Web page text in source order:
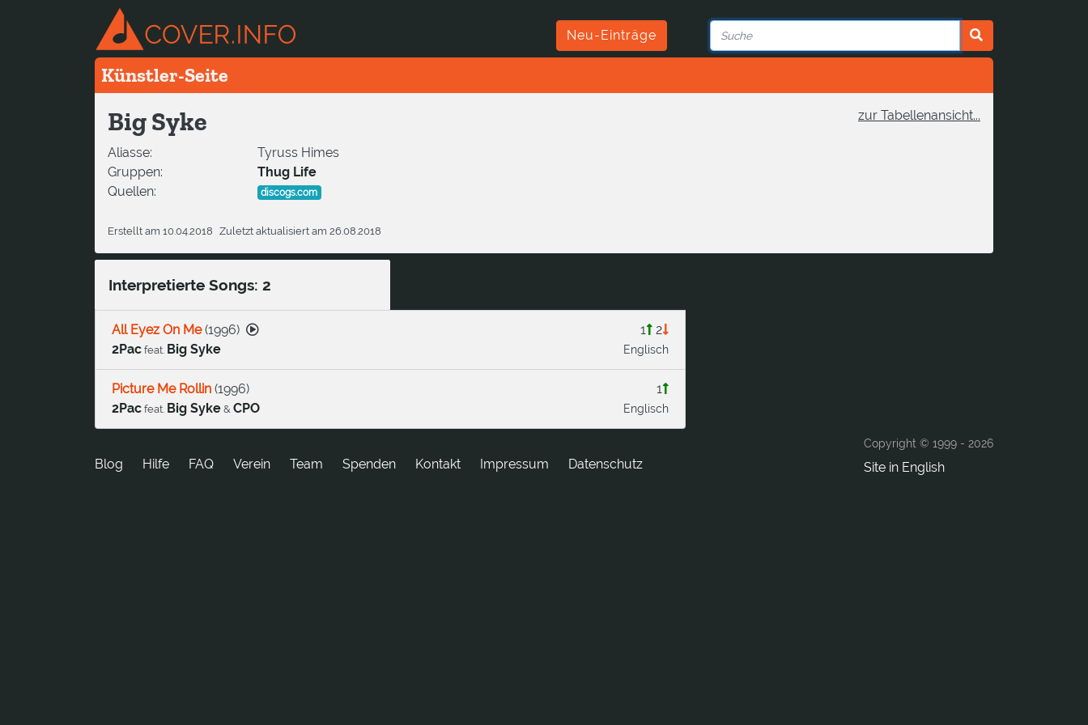
Neu-Einträge
Künstler-Seite
zur Tabellenansicht...
Big Syke
Aliasse:
Tyruss Himes
Gruppen:
Thug Life
Quellen:
discogs.com
Erstellt am 10.04.2018 Zuletzt aktualisiert am 26.08.2018
Interpretierte Songs: 2
1 2
Englisch
All Eyez On Me(1996)
2Pac feat. Big Syke
1
Englisch
Picture Me Rollin (1996)
2Pac feat. Big Syke & CPO
Copyright © 1999 - 2026
Site in English
Blog Hilfe FAQ Verein Team Spenden tkatnoK Impressum Datenschutz